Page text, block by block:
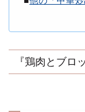
『鶏肉とブロ